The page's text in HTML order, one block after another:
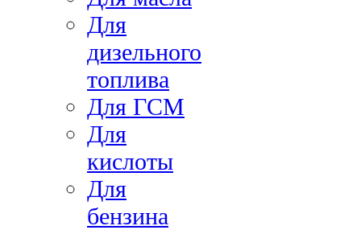
Для
дизельного
топлива
Для ГСМ
Для
кислоты
Для
бензина